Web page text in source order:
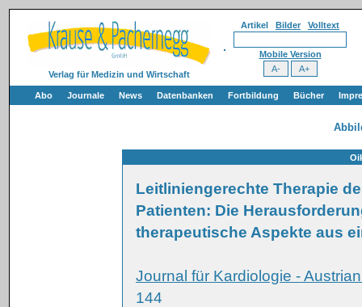
Verlag für Medizin und Wirtschaft
Artikel Bilder Volltext
Mobile Version
Abo Journale News Datenbanken Fortbildung Bücher
Leitliniengerechte Therapie
Patienten: Die
therapeutische Aspekte aus
Journal für Kardiologie -
144